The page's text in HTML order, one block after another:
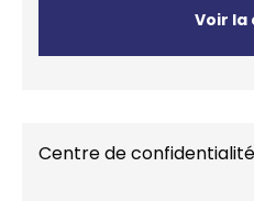
Voir la
Centre de confidentialité